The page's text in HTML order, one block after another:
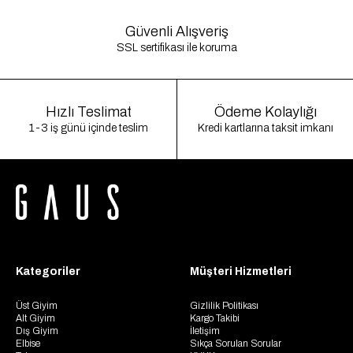
Güvenli Alışveriş
SSL sertifikası ile koruma
Hızlı Teslimat
1-3 iş günü içinde teslim
Ödeme Kolaylığı
Kredi kartlarına taksit imkanı
Kategoriler
Üst Giyim
Alt Giyim
Dış Giyim
Elbise
Müşteri Hizmetleri
Gizlilik Politikası
Kargo Takibi
İletişim
Sıkça Sorulan Sorular